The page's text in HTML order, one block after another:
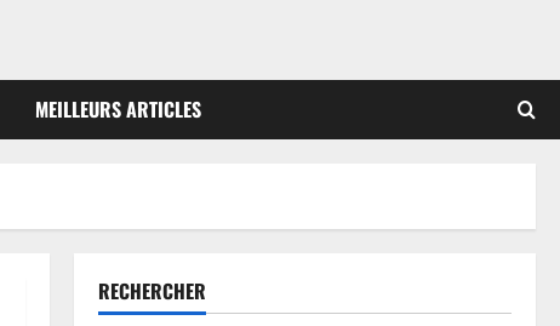
MEILLEURS ARTICLES
RECHERCHER